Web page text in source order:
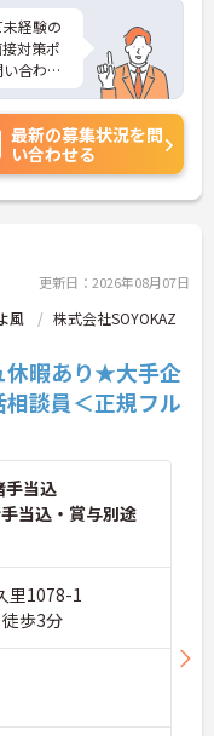
経験の
対策ポ
合わせ
最新の募集状況を問
い合わせる
更新日：2026年08月07日
風
株式会社SOYOKAZ
休暇あり★大手企
談員＜正規フル
当込
当込・賞与別途
里1078-1
歩3分